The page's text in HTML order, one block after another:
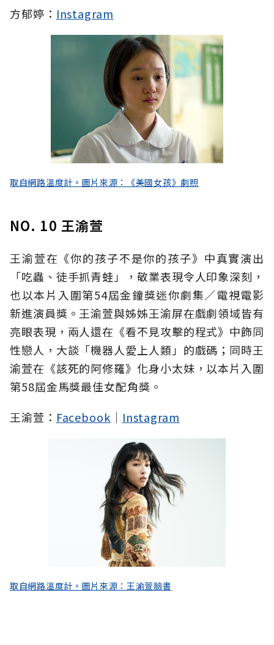
方郁婷： Instagram
取自網路溫度計。圖片來源：《美國女孩》劇照
NO. 10 王渝萱
王渝萱在《你的孩子不是你的孩子》中真實演出
「吃蟲、徒手抓青蛙」，敬業表現令人印象深刻，
也以本片入圍第54屆金鐘獎迷你劇集／電視電影
新進演員獎。王渝萱與姊姊王渝屏在戲劇領域皆有
亮眼表現，兩人還在《看不見攻擊的程式》中飾同
性戀人，大談「機器人愛上人類」的戲碼；同時王
渝萱在《該死的阿修羅》化身小太妹，以本片入圍
第58屆金馬獎最佳女配角獎。
王渝萱： Facebook ｜ Instagram
取自網路溫度計。圖片來源：王渝萱臉書